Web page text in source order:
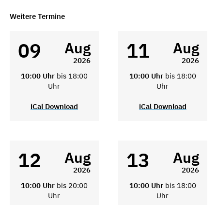
Weitere Termine
09 Aug
2026
10:00 Uhr bis 18:00
Uhr
iCal Download
11 Aug
2026
10:00 Uhr bis 18:00
Uhr
iCal Download
12 Aug
2026
10:00 Uhr bis 20:00
Uhr
13 Aug
2026
10:00 Uhr bis 18:00
Uhr